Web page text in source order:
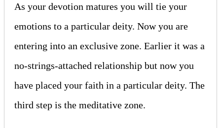
As your devotion matures you will tie your
emotions to a particular deity. Now you are
entering into an exclusive zone. Earlier it was a
no-strings-attached relationship but now you
have placed your faith in a particular deity. The
third step is the meditative zone.